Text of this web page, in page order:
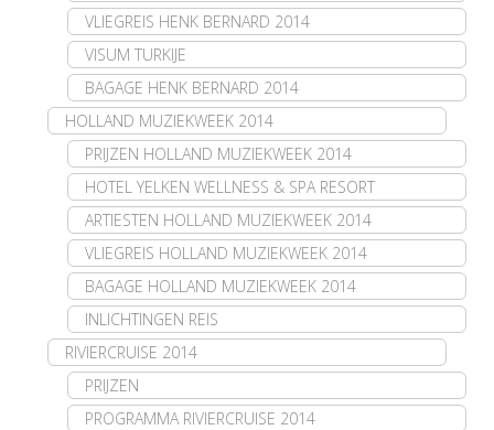
VLIEGREIS HENK BERNARD 2014
VISUM TURKIJE
BAGAGE HENK BERNARD 2014
HOLLAND MUZIEKWEEK 2014
PRIJZEN HOLLAND MUZIEKWEEK 2014
HOTEL YELKEN WELLNESS & SPA RESORT
ARTIESTEN HOLLAND MUZIEKWEEK 2014
VLIEGREIS HOLLAND MUZIEKWEEK 2014
BAGAGE HOLLAND MUZIEKWEEK 2014
INLICHTINGEN REIS
RIVIERCRUISE 2014
PRIJZEN
PROGRAMMA RIVIERCRUISE 2014